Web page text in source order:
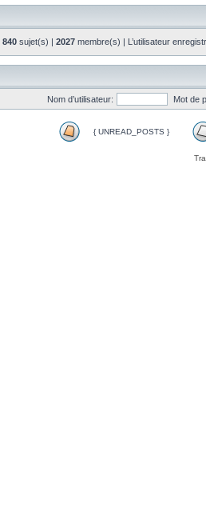
840 sujet(s) | 2027 membre(s) | L’utilisateur
Nom d’utilisateur: Mot de
{ UNREAD_POSTS }